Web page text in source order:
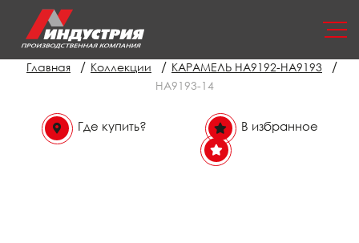
Главная / Коллекции / КАРАМЕЛЬ НА9192-НА9193 /
НА9193-14
Где купить? В избранное